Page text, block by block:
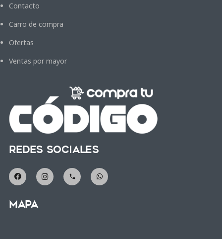
Contacto
Carro de compra
Ofertas
Ventas por mayor
Redes Sociales
phone
Mapa